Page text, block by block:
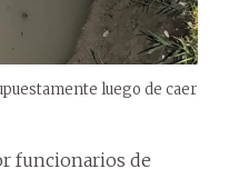
luego de caer
funcionarios de